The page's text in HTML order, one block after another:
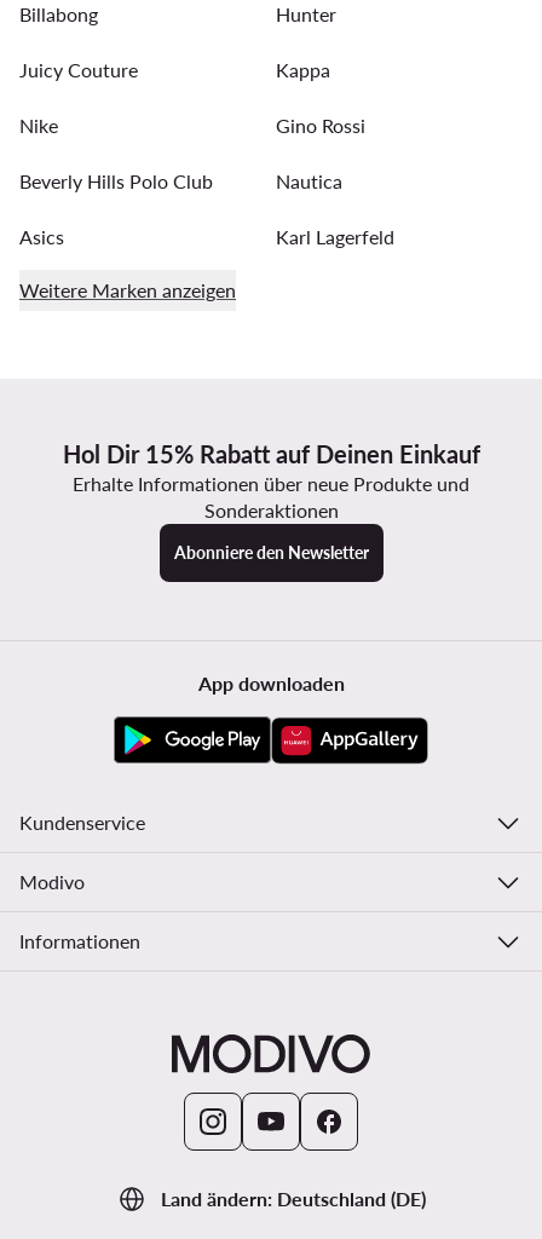
Billabong Hunter
Juicy Couture Kappa
Nike Gino Rossi
Beverly Hills Polo Club Nautica
Asics Karl Lagerfeld
Weitere Marken anzeigen
Hol Dir 15% Rabatt auf Deinen Einkauf
Erhalte Informationen über neue Produkte und
Sonderaktionen
Abonniere den Newsletter
Land ändern: Deutschland (DE)
App downloaden
Kundenservice
Modivo
Informationen